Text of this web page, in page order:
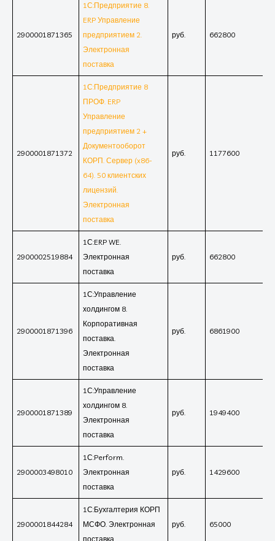
2900001871365
1С:Предприятие 8.
ERP Управление
предприятием 2.
Электронная
поставка
руб. 662800
2900001871372
1С:Предприятие 8
ПРОФ. ERP
Управление
предприятием 2 +
Документооборот
КОРП. Сервер (x86-
64). 50 клиентских
лицензий.
Электронная
поставка
руб. 1177600
2900002519884
1С:ERP WE.
Электронная
поставка
руб. 662800
2900001871396
1С:Управление
холдингом 8.
Корпоративная
поставка.
Электронная
поставка
руб. 6861900
2900001871389
1С:Управление
холдингом 8.
Электронная
поставка
руб. 1949400
2900003498010
1С:Perform.
Электронная
поставка
руб. 1429600
2900001844284
1С:Бухгалтерия КОРП
МСФО. Электронная
поставка
руб. 65000